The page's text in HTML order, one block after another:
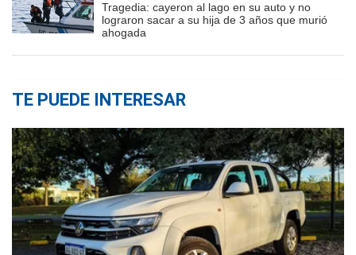
Tragedia: cayeron al lago en su auto y no
lograron sacar a su hija de 3 años que murió
ahogada
TE PUEDE INTERESAR